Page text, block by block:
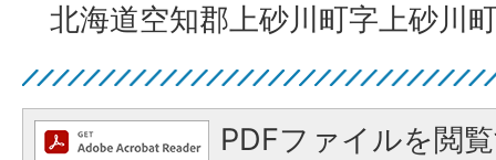
北海道空知郡上砂川町字上砂川
PDFファイルを閲